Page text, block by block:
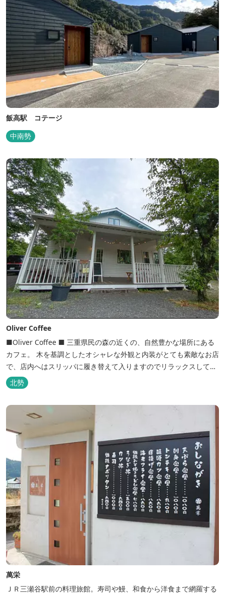
飯高駅 コテージ
中南勢
Oliver Coffee
■Oliver Coffee ■ 三重県民の森の近くの、自然豊かな場所にある
カフェ。 木を基調としたオシャレな外観と内装がとても素敵なお店
で、店内へはスリッパに履き替えて入りますのでリラックスして食
事を楽しめます。 席は店内にテーブル席や円卓、外のテラス席など
があり、お子様連れでも入りやすく居心地がいいカフェです。 森の
北勢
萬栄
ＪＲ三瀬谷駅前の料理旅館。寿司や鰻、和食から洋食まで網羅する